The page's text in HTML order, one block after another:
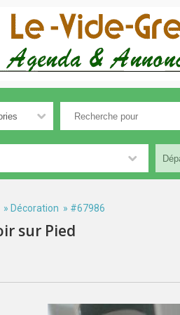
» Décoration » #67986
sur Pied